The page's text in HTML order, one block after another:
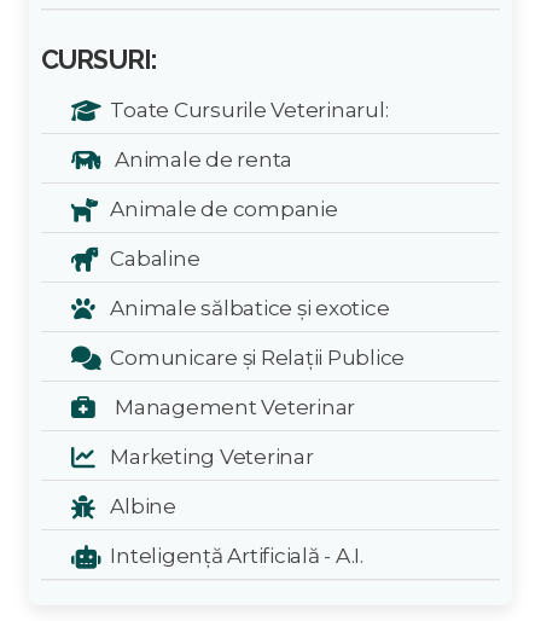
CURSURI:
Toate Cursurile Veterinarul:
Animale de renta
Animale de companie
Cabaline
Animale sălbatice și exotice
Comunicare și Relații Publice
Management Veterinar
Marketing Veterinar
Albine
Inteligență Artificială - A.I.